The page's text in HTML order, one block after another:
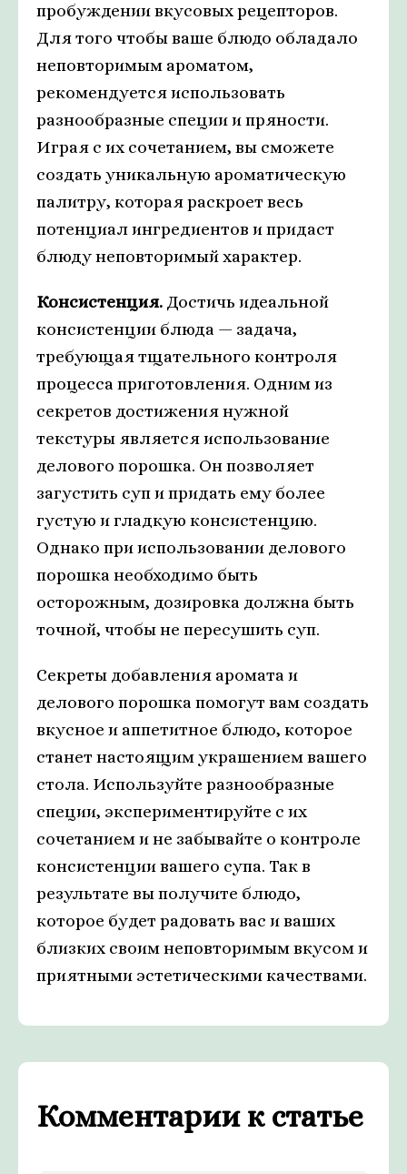
пробуждении вкусовых рецепторов.
Для того чтобы ваше блюдо обладало
неповторимым ароматом,
рекомендуется использовать
разнообразные специи и пряности.
Играя с их сочетанием, вы сможете
создать уникальную ароматическую
палитру, которая раскроет весь
потенциал ингредиентов и придаст
блюду неповторимый характер.
Консистенция. Достичь идеальной
консистенции блюда — задача,
требующая тщательного контроля
процесса приготовления. Одним из
секретов достижения нужной
текстуры является использование
делового порошка. Он позволяет
загустить суп и придать ему более
густую и гладкую консистенцию.
Однако при использовании делового
порошка необходимо быть
осторожным, дозировка должна быть
точной, чтобы не пересушить суп.
Секреты добавления аромата и
делового порошка помогут вам создать
вкусное и аппетитное блюдо, которое
станет настоящим украшением вашего
стола. Используйте разнообразные
специи, экспериментируйте с их
сочетанием и не забывайте о контроле
консистенции вашего супа. Так в
результате вы получите блюдо,
которое будет радовать вас и ваших
близких своим неповторимым вкусом и
приятными эстетическими качествами.
Комментарии к статье